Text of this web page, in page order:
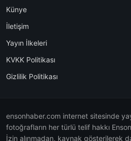
Künye
İletişim
Yayın İlkeleri
KVKK Politikası
Gizlilik Politikası
ensonhaber.com internet sitesinde
fotoğrafların her türlü telif hakkı
İzin alınmadan, kaynak gösterilerek